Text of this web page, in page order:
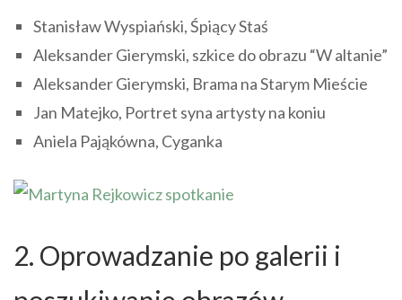
Stanisław Wyspiański, Śpiący Staś
Aleksander Gierymski, szkice do obrazu “W altanie”
Aleksander Gierymski, Brama na Starym Mieście
Jan Matejko, Portret syna artysty na koniu
Aniela Pająkówna, Cyganka
2. Oprowadzanie po galerii i